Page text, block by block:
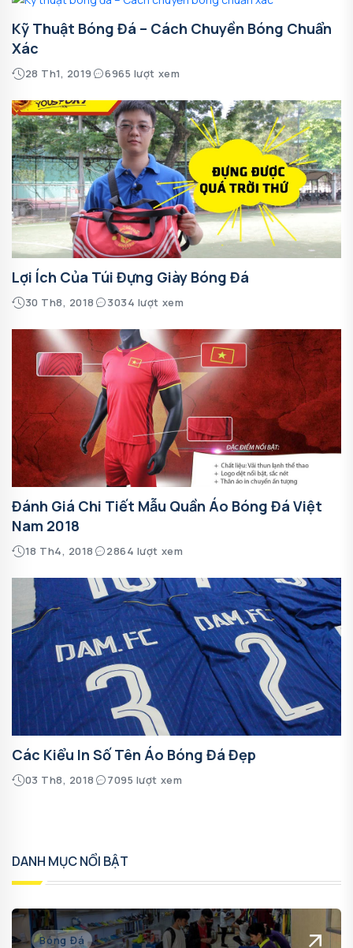
Kỹ Thuật Bóng Đá – Cách Chuyền Bóng Chuẩn
Xác
28 Th1, 2019 6965 lượt xem
Lợi Ích Của Túi Đựng Giày Bóng Đá
30 Th8, 2018 3034 lượt xem
Đánh Giá Chi Tiết Mẫu Quần Áo Bóng Đá Việt
Nam 2018
18 Th4, 2018 2864 lượt xem
Các Kiểu In Số Tên Áo Bóng Đá Đẹp
03 Th8, 2018 7095 lượt xem
DANH MỤC NỔI BẬT
Bóng Đá